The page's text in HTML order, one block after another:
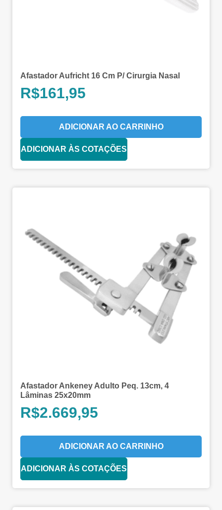
Afastador Aufricht 16 Cm P/ Cirurgia Nasal
R$161,95
ADICIONAR AO CARRINHO
ADICIONAR ÀS COTAÇÕES
Afastador Ankeney Adulto Peq. 13cm, 4
Lâminas 25x20mm
R$2.669,95
ADICIONAR AO CARRINHO
ADICIONAR ÀS COTAÇÕES